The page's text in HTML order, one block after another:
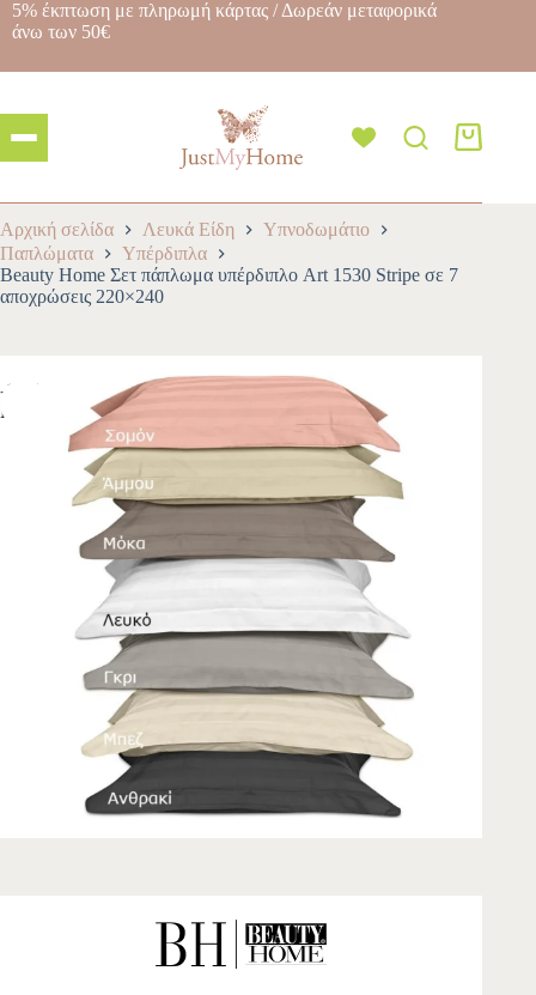
5% έκπτωση με πληρωμή κάρτας / Δωρεάν μεταφορικά
άνω των 50€
Αρχική σελίδα Λευκά Είδη
Υπνοδωμάτιο
Παπλώματα
Υπέρδιπλα
Beauty Home Σετ πάπλωμα υπέρδιπλο Art 1530 Stripe σε 7
αποχρώσεις 220×240
-10%
NEW